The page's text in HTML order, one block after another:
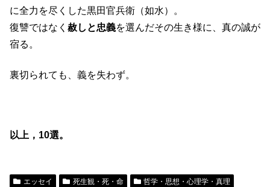
に全力を尽くした黒田官兵衛（如水）。
復讐ではなく 赦しと忠義を選んだその生き様に、真の誠が
宿る。
裏切られても、義を失わず。
以上，10選。
エッセイ 死生観・死・命
哲学・思想・心理学・真理